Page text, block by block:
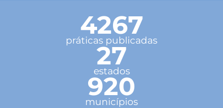
4267
práticas publicadas
27
estados
920
municípios